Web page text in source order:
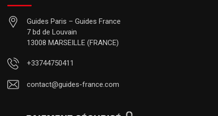
Guides Paris – Guides France
7 bd de Louvain
13008 MARSEILLE (FRANCE)
+33744750411
contact@guides-france.com